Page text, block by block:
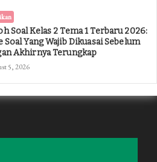
Soal Kelas 2 Tema 1 Terbaru 2026:
Soal Yang Wajib Dikuasai Sebelum
Akhirnya Terungkap
5, 2026